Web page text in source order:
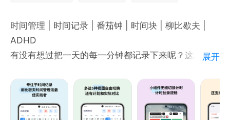
时间管理 | 时间记录 | 番茄钟 | 时间块 | 柳比歇夫 |
ADHD
有没有想过把一天的每一分钟都记录下来呢？这款软件
时间日志有什么亮点：
* 超方便的记录：几乎所有手机上你能想到的方便的记
录方式，我都尽力实现了，目前支持拖动块记录（补记
展开